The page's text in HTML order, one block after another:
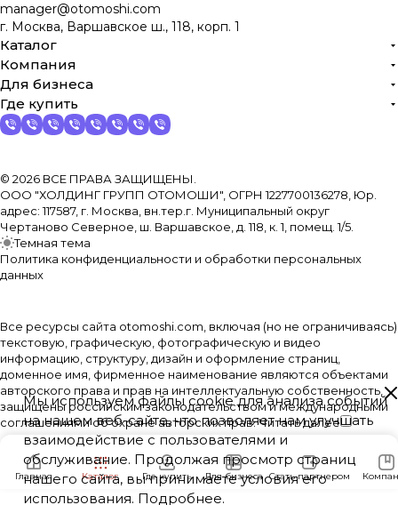
manager@otomoshi.com
г. Москва, Варшавское ш., 118, корп. 1
Каталог
Компания
Для бизнеса
Где купить
© 2026 ВСЕ ПРАВА ЗАЩИЩЕНЫ.
ООО "ХОЛДИНГ ГРУПП ОТОМОШИ", ОГРН 1227700136278, Юр.
адрес: 117587, г. Москва, вн.тер.г. Муниципальный округ
Чертаново Северное, ш. Варшавское, д. 118, к. 1, помещ. 1/5.
Темная тема
Политика конфиденциальности и обработки персональных
данных
Все ресурсы сайта otomoshi.com, включая (но не ограничиваясь)
текстовую, графическую, фотографическую и видео
информацию, структуру, дизайн и оформление страниц,
доменное имя, фирменное наименование являются объектами
авторского права и прав на интеллектуальную собственность,
защищены российским законодательством и международными
соглашениями об охране авторских прав.Читать далее
Главная Каталог Где купить Для бизнеса Стать партнером
Мы используем файлы cookie для анализа событий
на нашем веб-сайте, что позволяет нам улучшать
взаимодействие с пользователями и
обслуживание. Продолжая просмотр страниц
нашего сайта, вы принимаете условия его
использования. Подробнее.